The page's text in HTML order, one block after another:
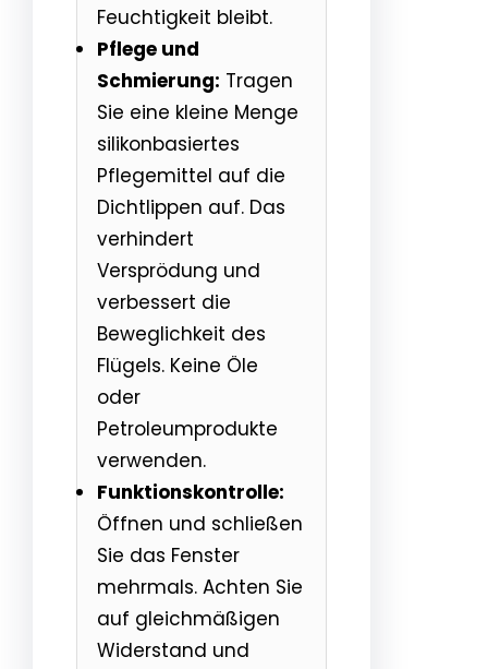
Feuchtigkeit bleibt.
Pflege und
Schmierung: Tragen
Sie eine kleine Menge
silikonbasiertes
Pflegemittel auf die
Dichtlippen auf. Das
verhindert
Versprödung und
verbessert die
Beweglichkeit des
Flügels. Keine Öle
oder
Petroleumprodukte
verwenden.
Funktionskontrolle:
Öffnen und schließen
Sie das Fenster
mehrmals. Achten Sie
auf gleichmäßigen
Widerstand und